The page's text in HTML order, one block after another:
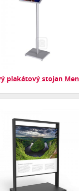
plakátový stojan